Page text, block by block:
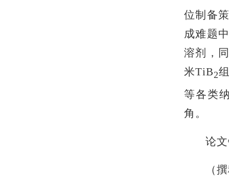
位制备
成难题
溶剂，
米TiB2
等各类
角。
论
（